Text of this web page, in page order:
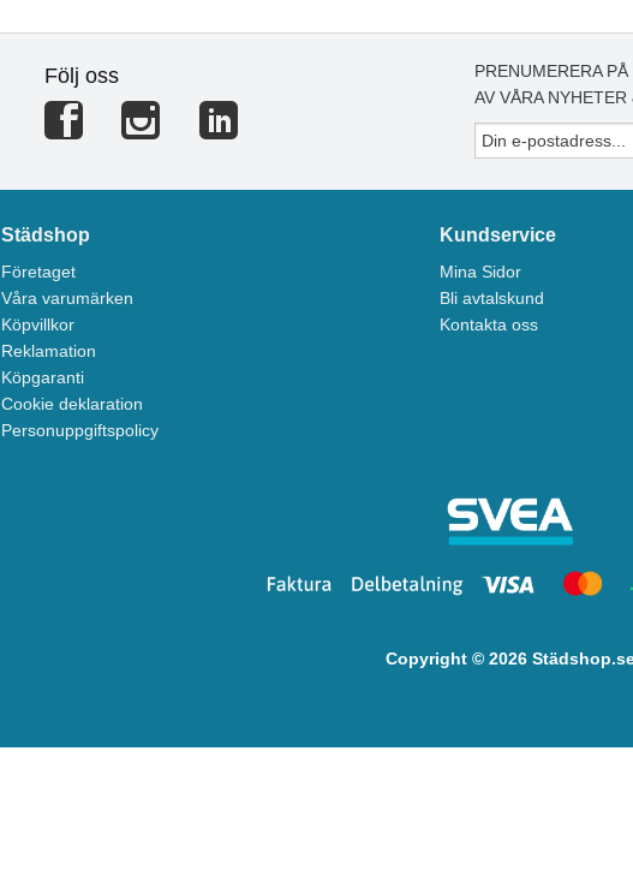
Följ oss
PRENUMERERA
AV VÅRA NYHETER
Städshop
Företaget
Våra varumärken
Köpvillkor
Reklamation
Köpgaranti
Cookie deklaration
Personuppgiftspolicy
Kundservice
Mina Sidor
Bli avtalskund
Kontakta oss
Copyright © 2026